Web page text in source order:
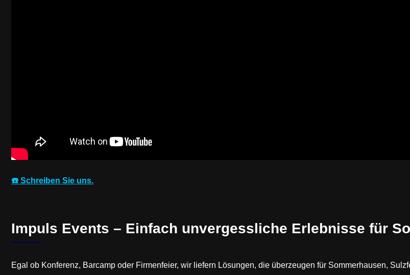
☎️ Schreiben Sie uns.
Impuls Events – Einfach unvergessliche Erlebnisse für
Egal ob Konferenz, Barcamp oder Firmenfeier, wir liefern Lösungen, die überzeugen für Sommerhausen,